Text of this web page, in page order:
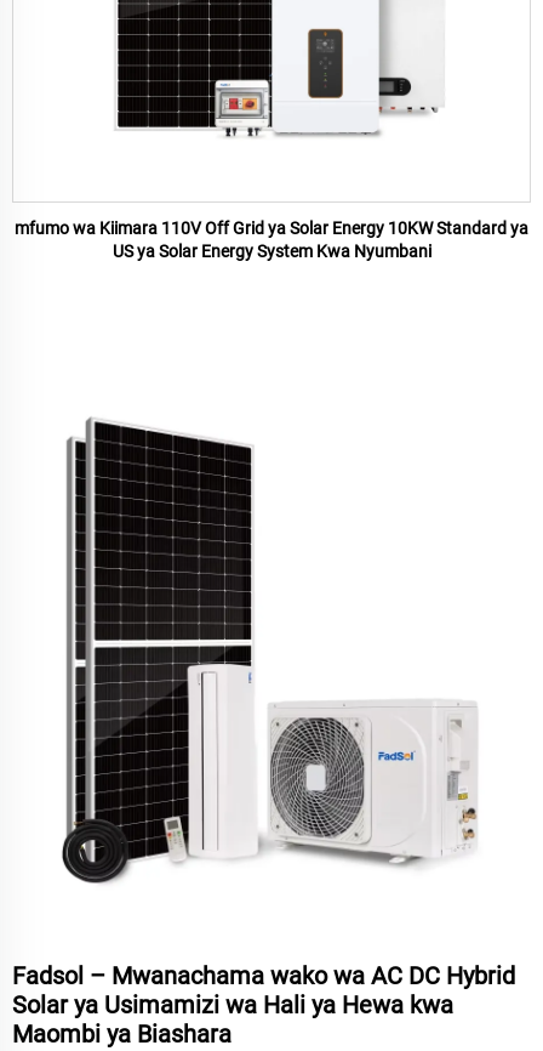
mfumo wa Kiimara 110V Off Grid ya Solar Energy 10KW Standard ya
US ya Solar Energy System Kwa Nyumbani
Fadsol – Mwanachama wako wa AC DC Hybrid
Solar ya Usimamizi wa Hali ya Hewa kwa
Maombi ya Biashara